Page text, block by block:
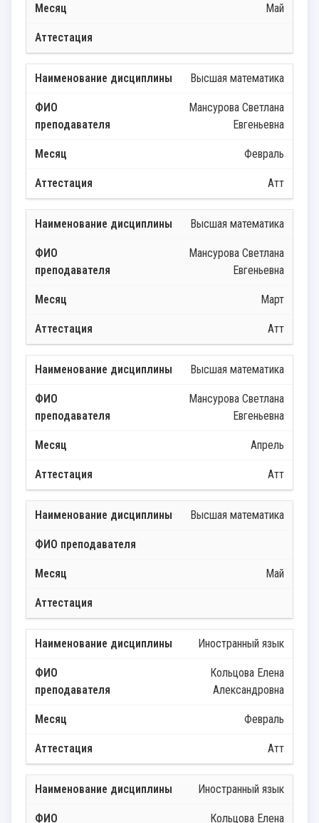
Май
Высшая математика
Мансурова Светлана
Евгеньевна
Февраль
Атт
Высшая математика
Мансурова Светлана
Евгеньевна
Март
Атт
Высшая математика
Мансурова Светлана
Евгеньевна
Апрель
Атт
Высшая математика
Май
Иностранный язык
Кольцова Елена
Александровна
Февраль
Атт
Иностранный язык
Кольцова Елена